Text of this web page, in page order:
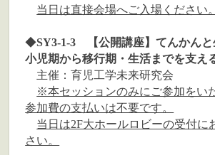
当日は直接会場へご入場ください。
◆SY3-1-3 【公開講座】てんかん
小児期から移行期・生活までを支え
主催：育児工学未来研究会
※本セッションのみにご参加をい
参加費の支払いは不要です。
当日は2F大ホールロビーの受付に
さい。